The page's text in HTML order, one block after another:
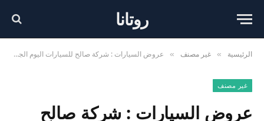
روتانا
الرئيسية » غير مصنف » عروض السيارات : شركة صالح للسيارات اليوم الجمعة 6 يونيو 2020
غير مصنف
عروض السيارات : شركة صالح